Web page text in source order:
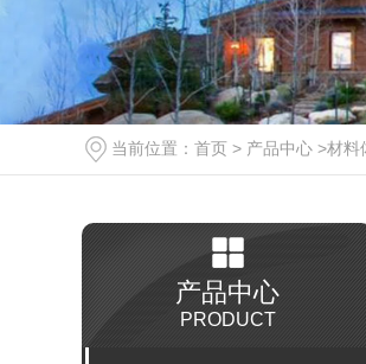
当前位置： 首页 > 产品中心 >材料
产品中心
PRODUCT